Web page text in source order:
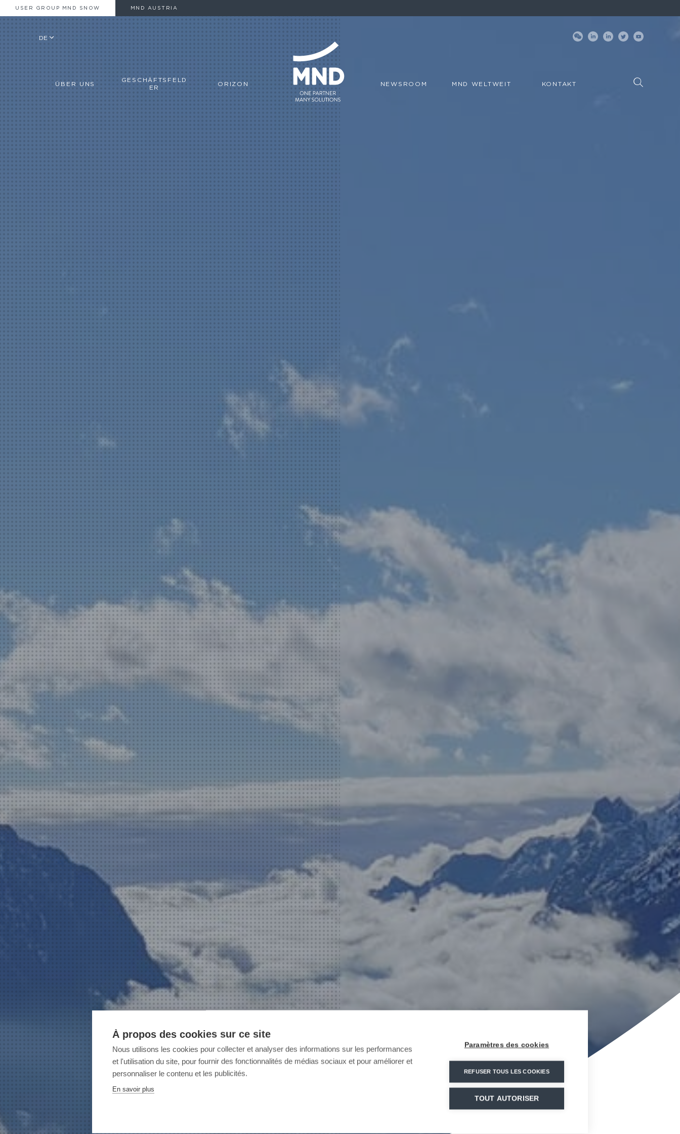
USER GROUP MND SNOW MND AUSTRIA
DE
ÜBER UNS
GESCHÄFTSFELD
ER
ORIZON NEWSROOM MND WELTWEIT KONTAKT
À propos des cookies sur ce site
Nous utilisons les cookies pour collecter et analyser des informations sur les performances
et l'utilisation du site, pour fournir des fonctionnalités de médias sociaux et pour améliorer et
personnaliser le contenu et les publicités.
En savoir plus
Paramètres des cookies
REFUSER TOUS LES COOKIES
TOUT AUTORISER